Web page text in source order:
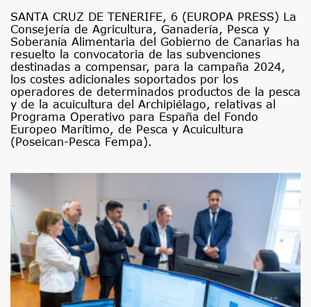
SANTA CRUZ DE TENERIFE, 6 (EUROPA PRESS) La
Consejería de Agricultura, Ganadería, Pesca y
Soberanía Alimentaria del Gobierno de Canarias ha
resuelto la convocatoria de las subvenciones
destinadas a compensar, para la campaña 2024,
los costes adicionales soportados por los
operadores de determinados productos de la pesca
y de la acuicultura del Archipiélago, relativas al
Programa Operativo para España del Fondo
Europeo Marítimo, de Pesca y Acuicultura
(Poseican-Pesca Fempa).